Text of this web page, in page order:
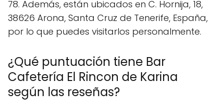
78. Además, están ubicados en C. Hornija, 18,
38626 Arona, Santa Cruz de Tenerife, España,
por lo que puedes visitarlos personalmente.
¿Qué puntuación tiene Bar
Cafetería El Rincon de Karina
según las reseñas?